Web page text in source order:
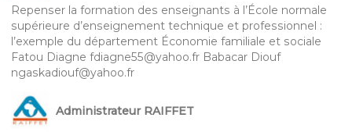
Repenser la formation des enseignants à l’École normale
supérieure d’enseignement technique et professionnel :
l’exemple du département Économie familiale et sociale
Fatou Diagne fdiagne55@yahoo.fr Babacar Diouf
ngaskadiouf@yahoo.fr
Administrateur RAIFFET